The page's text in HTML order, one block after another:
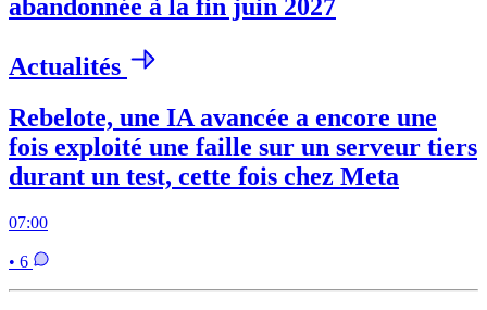
abandonnée à la fin juin 2027
Actualités
Rebelote, une IA avancée a encore une
fois exploité une faille sur un serveur tiers
durant un test, cette fois chez Meta
07:00
• 6